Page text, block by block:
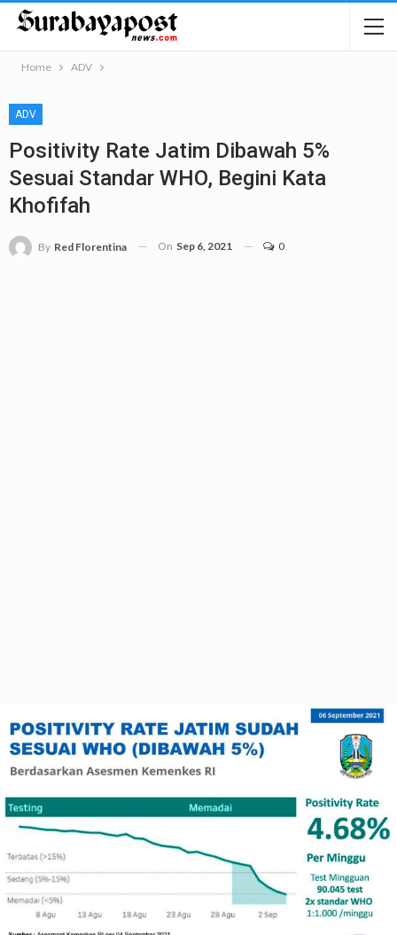
Home ADV
ADV
Positivity Rate Jatim Dibawah 5%
Sesuai Standar WHO, Begini Kata
Khofifah
By Red Florentina On Sep 6, 2021 0